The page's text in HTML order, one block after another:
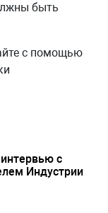
быть
с помощью
с
Индустрии